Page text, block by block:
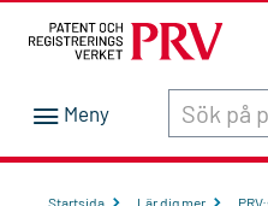
Sök innehåll